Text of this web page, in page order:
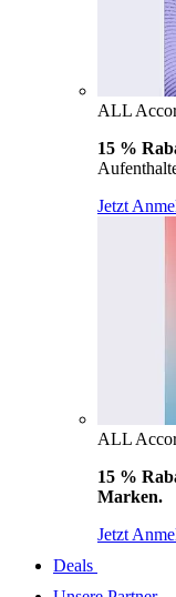
ALL
15 %
Jetzt
ALL
15 %
Marken.
Jetzt
Deals